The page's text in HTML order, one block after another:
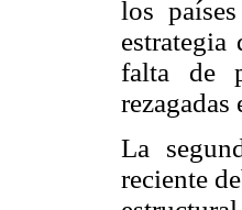
los
falta de
La
reciente